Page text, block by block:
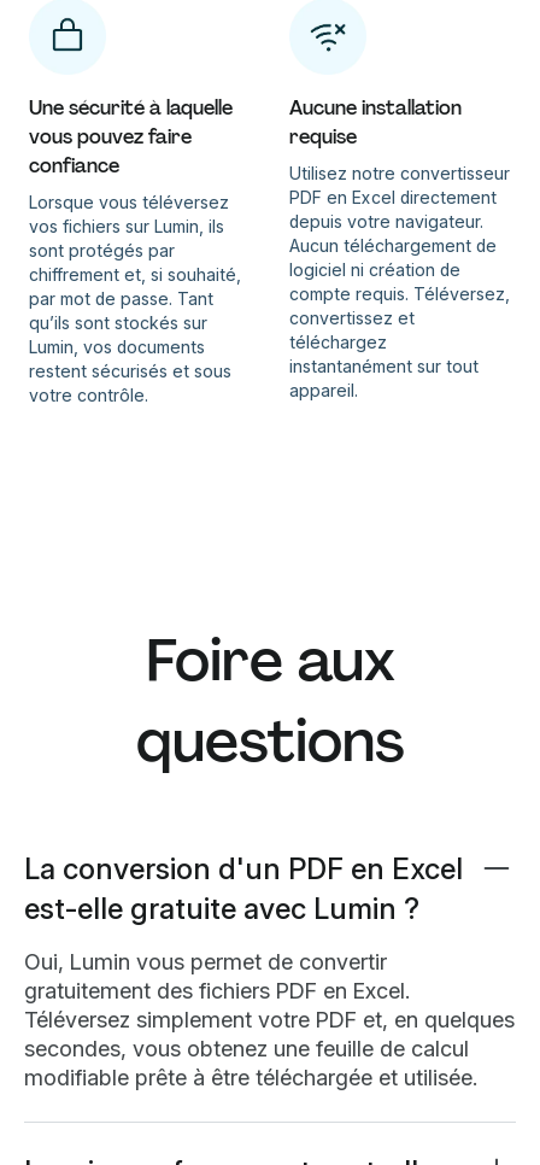
Une sécurité à laquelle
vous pouvez faire
confiance
Lorsque vous téléversez
vos fichiers sur Lumin, ils
sont protégés par
chiffrement et, si souhaité,
par mot de passe. Tant
qu’ils sont stockés sur
Lumin, vos documents
restent sécurisés et sous
votre contrôle.
Aucune installation
requise
Utilisez notre convertisseur
PDF en Excel directement
depuis votre navigateur.
Aucun téléchargement de
logiciel ni création de
compte requis. Téléversez,
convertissez et
téléchargez
instantanément sur tout
appareil.
Foire aux
questions
La conversion d'un PDF en Excel
est-elle gratuite avec Lumin ?
Oui, Lumin vous permet de convertir
gratuitement des fichiers PDF en Excel.
Téléversez simplement votre PDF et, en quelques
secondes, vous obtenez une feuille de calcul
modifiable prête à être téléchargée et utilisée.